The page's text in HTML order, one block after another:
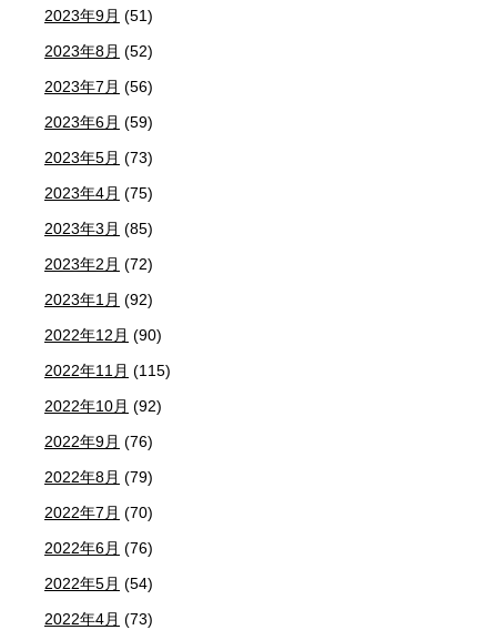
2023年9月 (51)
2023年8月 (52)
2023年7月 (56)
2023年6月 (59)
2023年5月 (73)
2023年4月 (75)
2023年3月 (85)
2023年2月 (72)
2023年1月 (92)
2022年12月 (90)
2022年11月 (115)
2022年10月 (92)
2022年9月 (76)
2022年8月 (79)
2022年7月 (70)
2022年6月 (76)
2022年5月 (54)
2022年4月 (73)